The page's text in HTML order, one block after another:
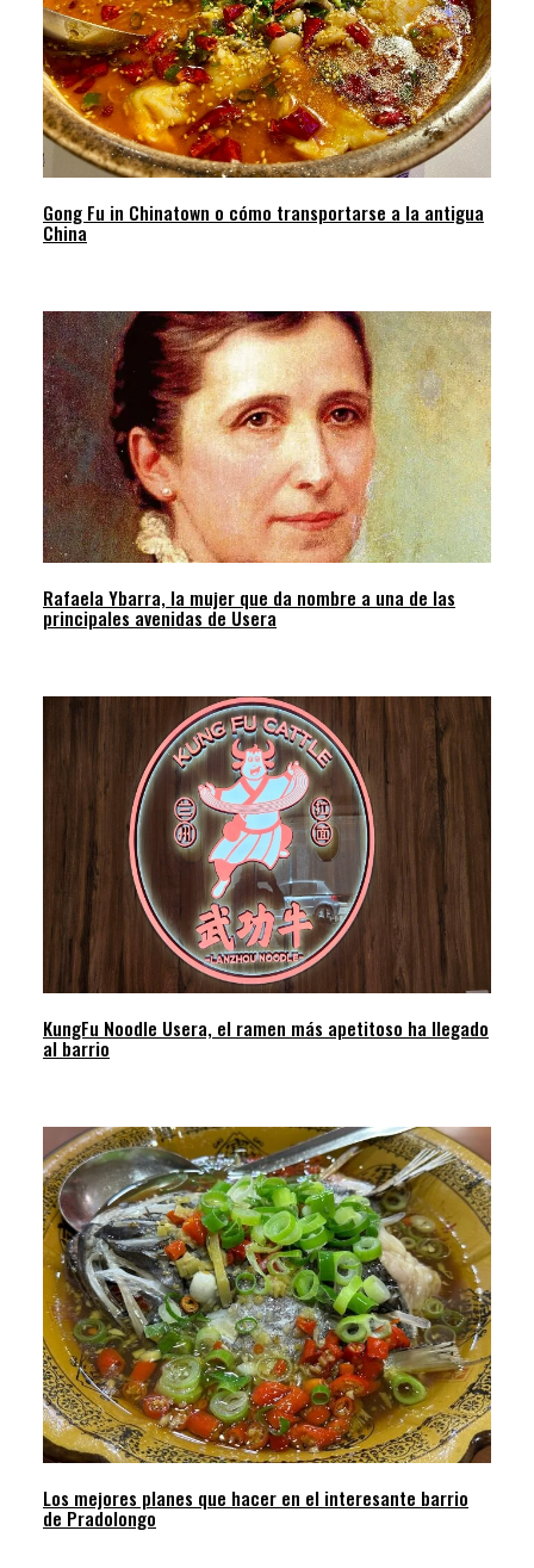
Gong Fu in Chinatown o cómo transportarse a la antigua
China
Rafaela Ybarra, la mujer que da nombre a una de las
principales avenidas de Usera
KungFu Noodle Usera, el ramen más apetitoso ha llegado
al barrio
Los mejores planes que hacer en el interesante barrio
de Pradolongo